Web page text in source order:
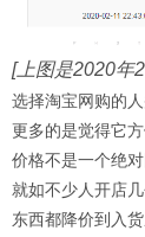
[上图是2020年
选择淘宝网购的
更多的是觉得它方
价格不是一个绝对
就如不少人开店几
东西都降价到入货